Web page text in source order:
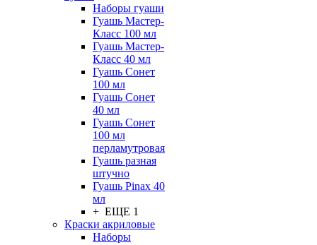
Наборы гуаши
Гуашь Мастер-
Класс 100 мл
Гуашь Мастер-
Класс 40 мл
Гуашь Сонет
100 мл
Гуашь Сонет
40 мл
Гуашь Сонет
100 мл
перламутровая
Гуашь разная
штучно
Гуашь Pinax 40
мл
+ ЕЩЕ 1
Краски акриловые
Наборы